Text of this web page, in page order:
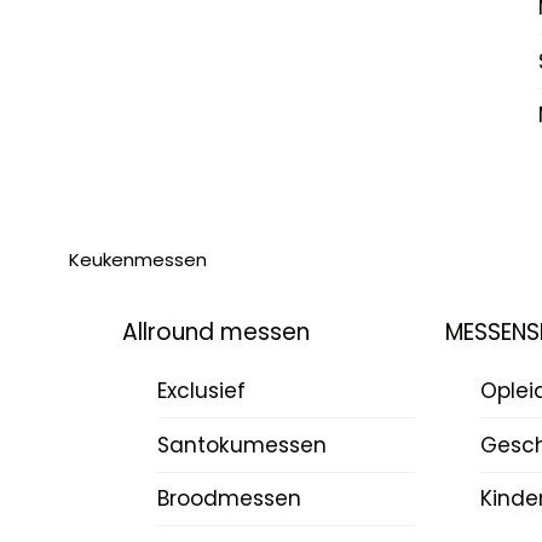
Keukenmessen
Allround messen
Exclusief
Santokumessen
Broodmessen